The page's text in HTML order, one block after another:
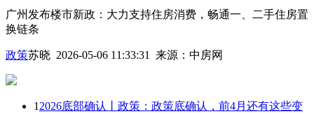
广州发布楼市新政：大力支持住房消费，畅通一、二手住房置
换链条
政策苏晓 2026-05-06 11:33:31 来源： 中房网
1 2026底部确认丨政策：政策底确认，前4月还有这些变